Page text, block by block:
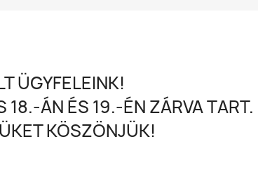
ÜGYFELEINK!
ÁN ÉS 19.-ÉN ZÁRVA TART.
KÖSZÖNJÜK!